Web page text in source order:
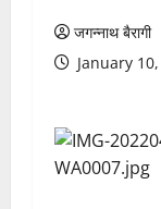
जगन्नाथ बैरागी
January